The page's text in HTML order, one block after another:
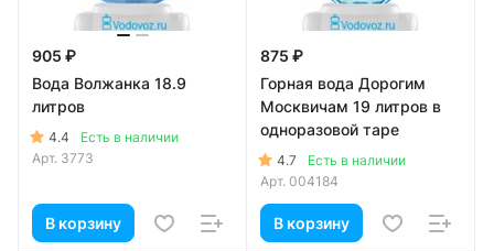
905 ₽
Вода Волжанка 18.9
литров
4.4
Есть в наличии
Арт. 3773
В корзину
875 ₽
Горная вода Дорогим
Москвичам 19 литров в
одноразовой таре
4.7
Есть в наличии
Арт. 004184
В корзину